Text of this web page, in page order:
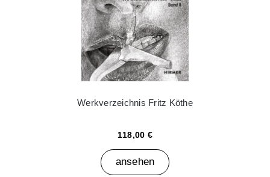
Werkverzeichnis Fritz Köthe
118,00 €
ansehen